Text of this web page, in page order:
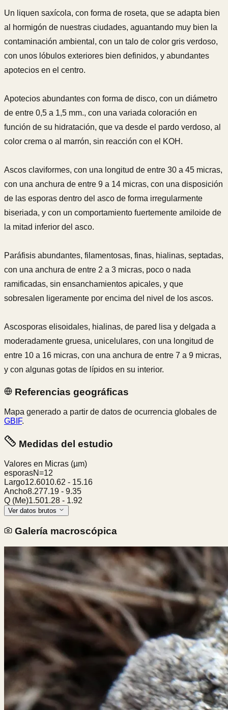
Un liquen saxícola, con forma de roseta, que se adapta bien
al hormigón de nuestras ciudades, aguantando muy bien la
contaminación ambiental, con un talo de color gris verdoso,
con unos lóbulos exteriores bien definidos, y abundantes
apotecios en el centro.
Apotecios abundantes con forma de disco, con un diámetro
de entre 0,5 a 1,5 mm., con una variada coloración en
función de su hidratación, que va desde el pardo verdoso, al
color crema o al marrón, sin reacción con el KOH.
Ascos claviformes, con una longitud de entre 30 a 45 micras,
con una anchura de entre 9 a 14 micras, con una disposición
de las esporas dentro del asco de forma irregularmente
biseriada, y con un comportamiento fuertemente amiloide de
la mitad inferior del asco.
Paráfisis abundantes, filamentosas, finas, hialinas, septadas,
con una anchura de entre 2 a 3 micras, poco o nada
ramificadas, sin ensanchamientos apicales, y que
sobresalen ligeramente por encima del nivel de los ascos.
Ascosporas elisoidales, hialinas, de pared lisa y delgada a
moderadamente gruesa, unicelulares, con una longitud de
entre 10 a 16 micras, con una anchura de entre 7 a 9 micras,
y con algunas gotas de lípidos en su interior.
Referencias geográficas
Mapa generado a partir de datos de ocurrencia globales de
GBIF.
Medidas del estudio
Valores en Micras (µm)
esporasN=12
Largo12.6010.62 - 15.16
Ancho8.277.19 - 9.35
Q (Me)1.501.28 - 1.92
Ver datos brutos
Galería macroscópica